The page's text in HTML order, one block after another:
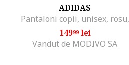
ADIDAS
Pantaloni copii, unisex, rosu,
14999lei
Vandut de MODIVO SA